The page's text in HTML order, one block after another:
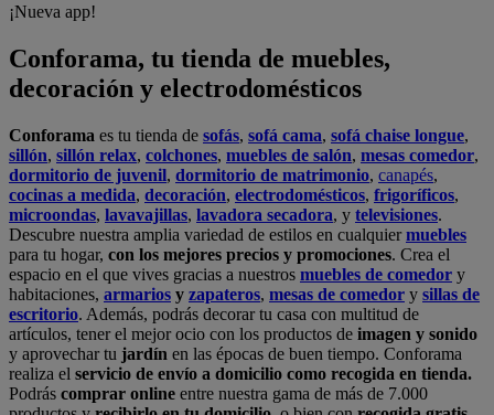
¡Nueva app!
Conforama, tu tienda de muebles,
decoración y electrodomésticos
Conforama es tu tienda de sofás, sofá cama, sofá chaise longue,
sillón, sillón relax, colchones, muebles de salón, mesas comedor,
dormitorio de juvenil, dormitorio de matrimonio, canapés,
cocinas a medida, decoración, electrodomésticos, frigoríficos,
microondas, lavavajillas, lavadora secadora, y televisiones.
Descubre nuestra amplia variedad de estilos en cualquiermuebles
para tu hogar, con los mejores precios y promociones. Crea el
espacio en el que vives gracias a nuestros muebles de comedor y
habitaciones, armarios y zapateros, mesas de comedor y sillas de
escritorio. Además, podrás decorar tu casa con multitud de
artículos, tener el mejor ocio con los productos de imagen y sonido
y aprovechar tu jardín en las épocas de buen tiempo. Conforama
realiza el servicio de envío a domicilio como recogida en tienda.
Podrás comprar online entre nuestra gama de más de 7.000